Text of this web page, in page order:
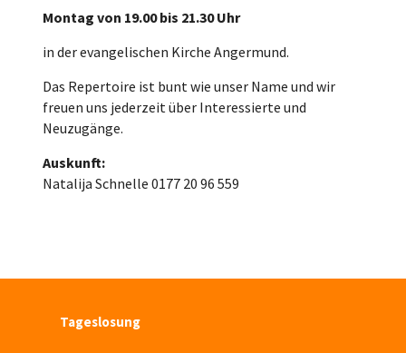
Montag von 19.00 bis 21.30 Uhr
in der evangelischen Kirche Angermund.
Das Repertoire ist bunt wie unser Name und wir
freuen uns jederzeit über Interessierte und
Neuzugänge.
Auskunft:
Natalija Schnelle 0177 20 96 559
Tageslosung